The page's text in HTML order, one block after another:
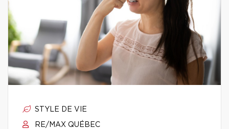
STYLE DE VIE
RE/MAX QUÉBEC